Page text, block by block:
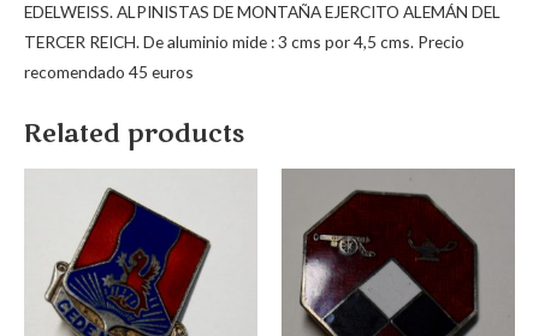
EDELWEISS. ALPINISTAS DE MONTAÑA EJERCITO ALEMÁN DEL
TERCER REICH. De aluminio mide : 3 cms por 4,5 cms. Precio
recomendado 45 euros
Related products